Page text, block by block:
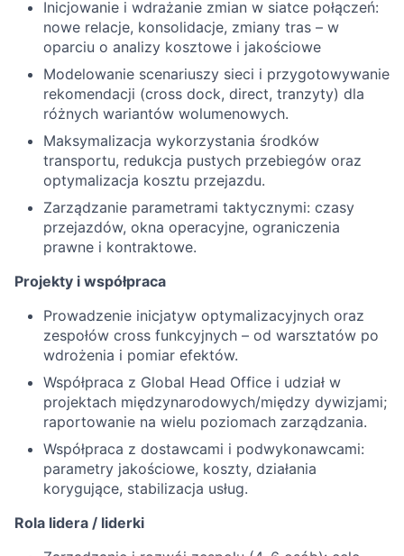
Inicjowanie i wdrażanie zmian w siatce połączeń:
nowe relacje, konsolidacje, zmiany tras – w
oparciu o analizy kosztowe i jakościowe
Modelowanie scenariuszy sieci i przygotowywanie
rekomendacji (cross dock, direct, tranzyty) dla
różnych wariantów wolumenowych.
Maksymalizacja wykorzystania środków
transportu, redukcja pustych przebiegów oraz
optymalizacja kosztu przejazdu.
Zarządzanie parametrami taktycznymi: czasy
przejazdów, okna operacyjne, ograniczenia
prawne i kontraktowe.
Projekty i współpraca
Prowadzenie inicjatyw optymalizacyjnych oraz
zespołów cross funkcyjnych – od warsztatów po
wdrożenia i pomiar efektów.
Współpraca z Global Head Office i udział w
projektach międzynarodowych/między dywizjami;
raportowanie na wielu poziomach zarządzania.
Współpraca z dostawcami i podwykonawcami:
parametry jakościowe, koszty, działania
korygujące, stabilizacja usług.
Rola lidera / liderki